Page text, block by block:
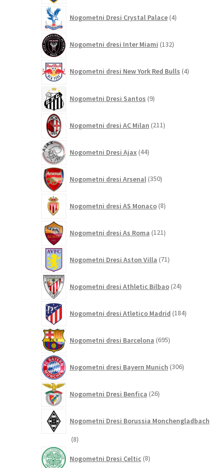
Nogometni Dresi Crystal Palace 4izdelki
Nogometni dresi Inter Miami 132izdelkov
Nogometni dresi New York Red Bulls 4izdelki
Nogometni Dresi Santos 9izdelkov
Nogometni dresi AC Milan 211izdelkov
Nogometni Dresi Ajax 44izdelkov
Nogometni dresi Arsenal 350izdelkov
Nogometni dresi AS Monaco 8izdelkov
Nogometni dresi As Roma 121izdelkov
Nogometni Dresi Aston Villa 71izdelkov
Nogometni dresi Athletic Bilbao 24izdelkov
Nogometni dresi Atletico Madrid 184izdelkov
Nogometni dresi Barcelona 695izdelkov
Nogometni dresi Bayern Munich 306izdelkov
Nogometni Dresi Benfica 26izdelkov
Nogometni Dresi Borussia Monchengladbach
88
Nogometni Dresi Celtic 8izdelkov